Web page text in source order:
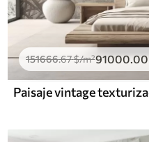
151666.67$/m²91000.00